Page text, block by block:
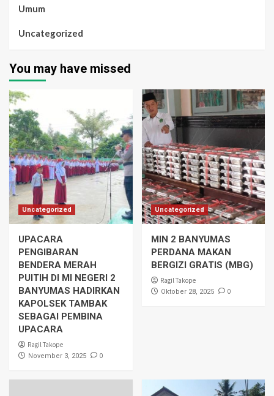
Umum
Uncategorized
You may have missed
Uncategorized
UPACARA
PENGIBARAN
BENDERA MERAH
PUITIH DI MI NEGERI 2
BANYUMAS HADIRKAN
KAPOLSEK TAMBAK
SEBAGAI PEMBINA
UPACARA
Ragil Takope
November 3, 2025 0
Uncategorized
MIN 2 BANYUMAS
PERDANA MAKAN
BERGIZI GRATIS (MBG)
Ragil Takope
Oktober 28, 2025 0